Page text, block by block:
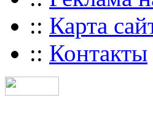
:: Карта
:: Контакты